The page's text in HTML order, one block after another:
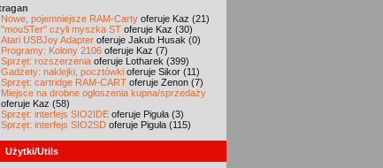
Nowe, pojemniejsze RAM-Carty oferuje Kaz (21)
"mouSTer" czyli myszka ST oferuje Kaz (30)
Atari USBJoy Adapter oferuje Jakub Husak (0)
Programy: Kolony 2106 oferuje Kaz (7)
Sprzęt: rozszerzenia oferuje Lotharek (399)
Gadżety: naklejki, pocztówki oferuje Sikor (11)
Sprzęt: cartridge RAM-CART oferuje Zenon (7)
Miejsce na drobne ogłoszenia kupna/sprzedaży
oferuje Kaz (58)
Sprzęt: interfejs SIO2IDE oferuje Piguła (3)
Sprzęt: interfejs SIO2SD oferuje Piguła (115)
Użytki/Utils